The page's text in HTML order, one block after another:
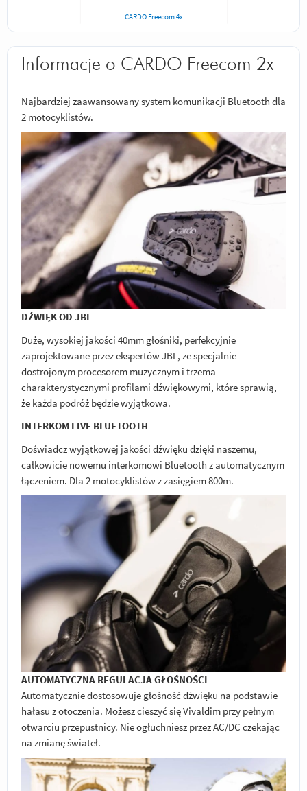
CARDO Freecom 4x
Informacje o CARDO Freecom 2x
Najbardziej zaawansowany system komunikacji Bluetooth dla
2 motocyklistów.
DŹWIĘK OD JBL
Duże, wysokiej jakości 40mm głośniki, perfekcyjnie
zaprojektowane przez ekspertów JBL, ze specjalnie
dostrojonym procesorem muzycznym i trzema
charakterystycznymi profilami dźwiękowymi, które sprawią,
że każda podróż będzie wyjątkowa.
INTERKOM LIVE BLUETOOTH
Doświadcz wyjątkowej jakości dźwięku dzięki naszemu,
całkowicie nowemu interkomowi Bluetooth z automatycznym
łączeniem. Dla 2 motocyklistów z zasięgiem 800m.
AUTOMATYCZNA REGULACJA GŁOŚNOŚCI
Automatycznie dostosowuje głośność dźwięku na podstawie
hałasu z otoczenia. Możesz cieszyć się Vivaldim przy pełnym
otwarciu przepustnicy. Nie ogłuchniesz przez AC/DC czekając
na zmianę świateł.